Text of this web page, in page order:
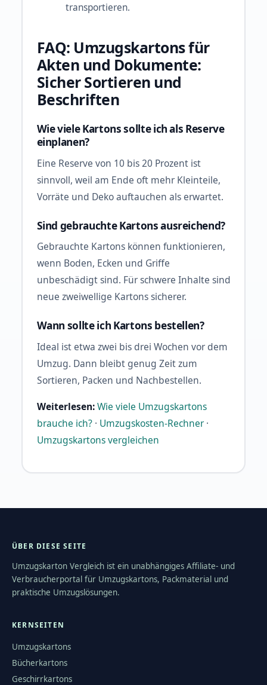
transportieren.
FAQ: Umzugskartons für
Akten und Dokumente:
Sicher Sortieren und
Beschriften
Wie viele Kartons sollte ich als Reserve
einplanen?
Eine Reserve von 10 bis 20 Prozent ist
sinnvoll, weil am Ende oft mehr Kleinteile,
Vorräte und Deko auftauchen als erwartet.
Sind gebrauchte Kartons ausreichend?
Gebrauchte Kartons können funktionieren,
wenn Boden, Ecken und Griffe
unbeschädigt sind. Für schwere Inhalte sind
neue zweiwellige Kartons sicherer.
Wann sollte ich Kartons bestellen?
Ideal ist etwa zwei bis drei Wochen vor dem
Umzug. Dann bleibt genug Zeit zum
Sortieren, Packen und Nachbestellen.
Weiterlesen: Wie viele Umzugskartons
brauche ich?· Umzugskosten-Rechner·
Umzugskartons vergleichen
ÜBER DIESE SEITE
Umzugskarton Vergleich ist ein unabhängiges Affiliate- und
Verbraucherportal für Umzugskartons, Packmaterial und
praktische Umzugslösungen.
KERNSEITEN
Umzugskartons
Bücherkartons
Geschirrkartons